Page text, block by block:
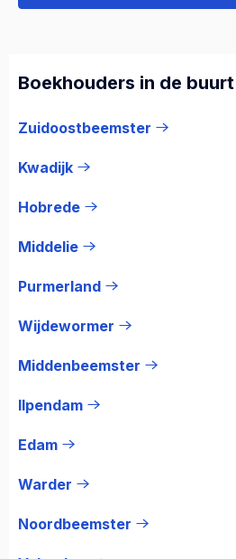
Boekhouders in de
Zuidoostbeemster
Kwadijk
Hobrede
Middelie
Purmerland
Wijdewormer
Middenbeemster
Ilpendam
Edam
Warder
Noordbeemster